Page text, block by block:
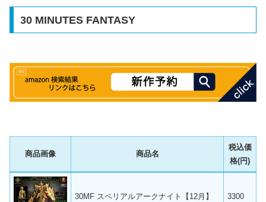
30 MINUTES FANTASY
商品画像 商品名
税込価
格(円)
30MF スペリアルアークナイト【12月】 3300